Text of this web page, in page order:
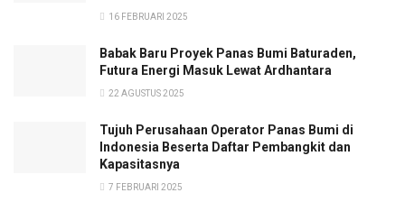
16 FEBRUARI 2025
Babak Baru Proyek Panas Bumi Baturaden,
Futura Energi Masuk Lewat Ardhantara
22 AGUSTUS 2025
Tujuh Perusahaan Operator Panas Bumi di
Indonesia Beserta Daftar Pembangkit dan
Kapasitasnya
7 FEBRUARI 2025